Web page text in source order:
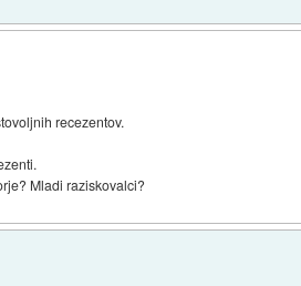
recezentov.
Mladi raziskovalci?